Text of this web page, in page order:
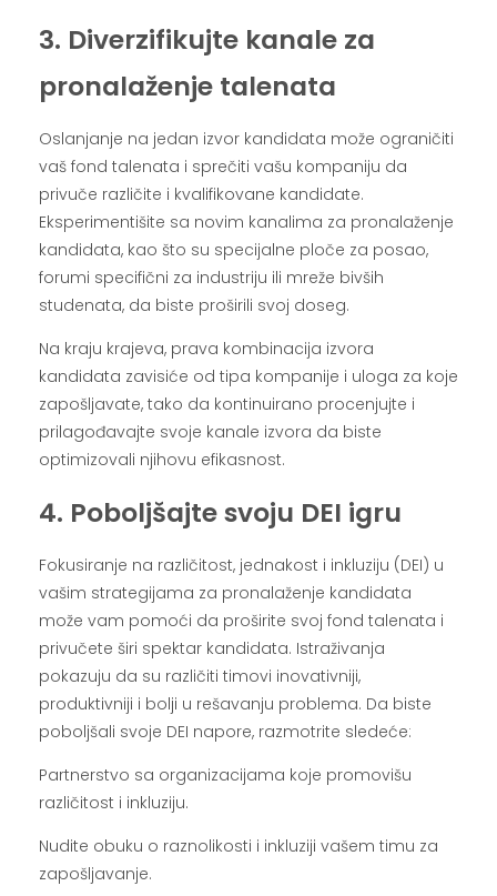
3. Diverzifikujte kanale za
pronalaženje talenata
Oslanjanje na jedan izvor kandidata može ograničiti
vaš fond talenata i sprečiti vašu kompaniju da
privuče različite i kvalifikovane kandidate.
Eksperimentišite sa novim kanalima za pronalaženje
kandidata, kao što su specijalne ploče za posao,
forumi specifični za industriju ili mreže bivših
studenata, da biste proširili svoj doseg.
Na kraju krajeva, prava kombinacija izvora
kandidata zavisiće od tipa kompanije i uloga za koje
zapošljavate, tako da kontinuirano procenjujte i
prilagođavajte svoje kanale izvora da biste
optimizovali njihovu efikasnost.
4. Poboljšajte svoju DEI igru
Fokusiranje na različitost, jednakost i inkluziju (DEI) u
vašim strategijama za pronalaženje kandidata
može vam pomoći da proširite svoj fond talenata i
privučete širi spektar kandidata. Istraživanja
pokazuju da su različiti timovi inovativniji,
produktivniji i bolji u rešavanju problema. Da biste
poboljšali svoje DEI napore, razmotrite sledeće:
Partnerstvo sa organizacijama koje promovišu
različitost i inkluziju.
Nudite obuku o raznolikosti i inkluziji vašem timu za
zapošljavanje.